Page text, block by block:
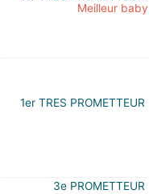
Meilleur baby
1er TRES PROMETTEUR
3e PROMETTEUR